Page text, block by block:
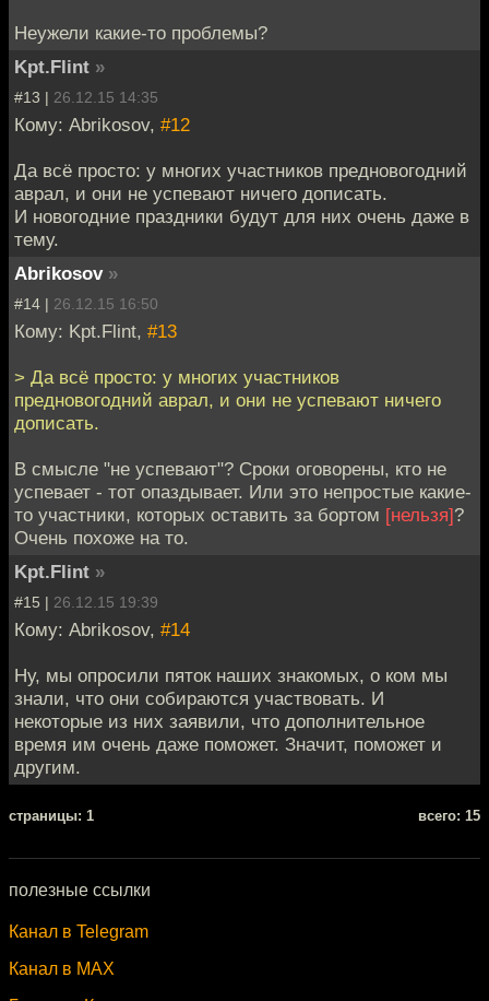
Неужели какие-то проблемы?
Kpt.Flint »
#13 | 26.12.15 14:35
Кому: Abrikosov, #12
Да всё просто: у многих участников предновогодний
аврал, и они не успевают ничего дописать.
И новогодние праздники будут для них очень даже в
тему.
Abrikosov »
#14 | 26.12.15 16:50
Кому: Kpt.Flint, #13
> Да всё просто: у многих участников
предновогодний аврал, и они не успевают ничего
дописать.
В смысле "не успевают"? Сроки оговорены, кто не
успевает - тот опаздывает. Или это непростые какие-
то участники, которых оставить за бортом [нельзя]?
Очень похоже на то.
Kpt.Flint »
#15 | 26.12.15 19:39
Кому: Abrikosov, #14
Ну, мы опросили пяток наших знакомых, о ком мы
знали, что они собираются участвовать. И
некоторые из них заявили, что дополнительное
время им очень даже поможет. Значит, поможет и
другим.
cтраницы: 1 всего: 15
полезные ссылки
Канал в Telegram
Канал в MAX